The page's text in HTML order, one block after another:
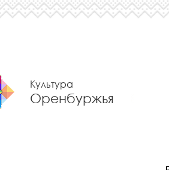
Культура
Оренбуржья